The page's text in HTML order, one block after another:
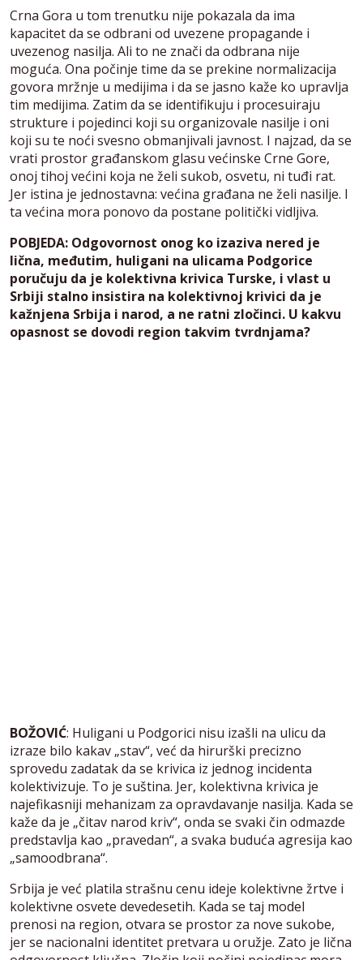
Crna Gora u tom trenutku nije pokazala da ima
kapacitet da se odbrani od uvezene propagande i
uvezenog nasilja. Ali to ne znači da odbrana nije
moguća. Ona počinje time da se prekine normalizacija
govora mržnje u medijima i da se jasno kaže ko upravlja
tim medijima. Zatim da se identifikuju i procesuiraju
strukture i pojedinci koji su organizovale nasilje i oni
koji su te noći svesno obmanjivali javnost. I najzad, da se
vrati prostor građanskom glasu većinske Crne Gore,
onoj tihoj većini koja ne želi sukob, osvetu, ni tuđi rat.
Jer istina je jednostavna: većina građana ne želi nasilje. I
ta većina mora ponovo da postane politički vidljiva.
POBJEDA: Odgovornost onog ko izaziva nered je
lična, međutim, huligani na ulicama Podgorice
poručuju da je kolektivna krivica Turske, i vlast u
Srbiji stalno insistira na kolektivnoj krivici da je
kažnjena Srbija i narod, a ne ratni zločinci. U kakvu
opasnost se dovodi region takvim tvrdnjama?
BOŽOVIĆ: Huligani u Podgorici nisu izašli na ulicu da
izraze bilo kakav „stav“, već da hirurški precizno
sprovedu zadatak da se krivica iz jednog incidenta
kolektivizuje. To je suština. Jer, kolektivna krivica je
najefikasniji mehanizam za opravdavanje nasilja. Kada se
kaže da je „čitav narod kriv“, onda se svaki čin odmazde
predstavlja kao „pravedan“, a svaka buduća agresija kao
„samoodbrana“.
Srbija je već platila strašnu cenu ideje kolektivne žrtve i
kolektivne osvete devedesetih. Kada se taj model
prenosi na region, otvara se prostor za nove sukobe,
jer se nacionalni identitet pretvara u oružje. Zato je lična